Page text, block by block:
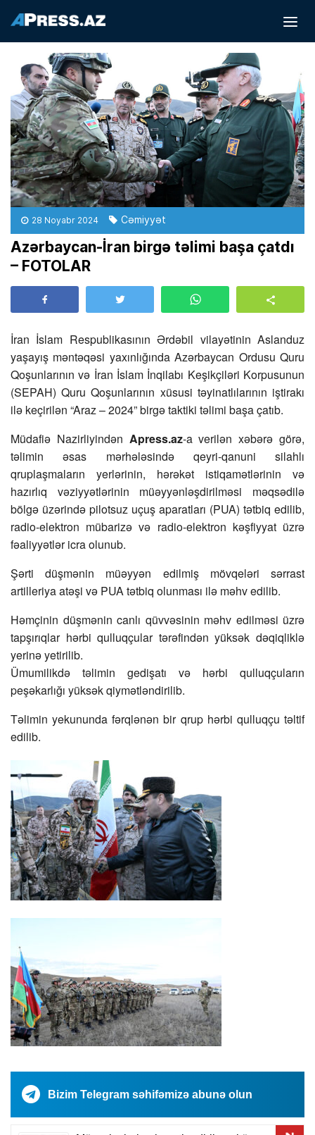
28 Noyabr 2024 Cəmiyyət
Azərbaycan-İran birgə təlimi başa çatdı
– FOTOLAR
İran İslam Respublikasının Ərdəbil vilayətinin Aslanduz
yaşayış məntəqəsi yaxınlığında Azərbaycan Ordusu Quru
Qoşunlarının və İran İslam İnqilabı Keşikçiləri Korpusunun
(SEPAH) Quru Qoşunlarının xüsusi təyinatlılarının iştirakı
ilə keçirilən “Araz – 2024” birgə taktiki təlimi başa çatıb.
Müdafiə Nazirliyindən Apress.az-a verilən xəbərə görə,
təlimin əsas mərhələsində qeyri-qanuni silahlı
qruplaşmaların yerlərinin, hərəkət istiqamətlərinin və
hazırlıq vəziyyətlərinin müəyyənləşdirilməsi məqsədilə
bölgə üzərində pilotsuz uçuş aparatları (PUA) tətbiq edilib,
radio-elektron mübarizə və radio-elektron kəşfiyyat üzrə
fəaliyyətlər icra olunub.
Şərti düşmənin müəyyən edilmiş mövqeləri sərrast
artilleriya atəşi və PUA tətbiq olunması ilə məhv edilib.
Həmçinin düşmənin canlı qüvvəsinin məhv edilməsi üzrə
tapşırıqlar hərbi qulluqçular tərəfindən yüksək dəqiqliklə
yerinə yetirilib.
Ümumilikdə təlimin gedişatı və hərbi qulluqçuların
peşəkarlığı yüksək qiymətləndirilib.
Təlimin yekununda fərqlənən bir qrup hərbi qulluqçu təltif
edilib.
Bizim Telegram səhifəmizə abunə olun